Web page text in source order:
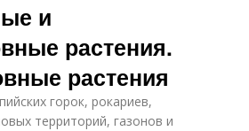
и
растения.
растения
горок, рокариев,
территорий, газонов и